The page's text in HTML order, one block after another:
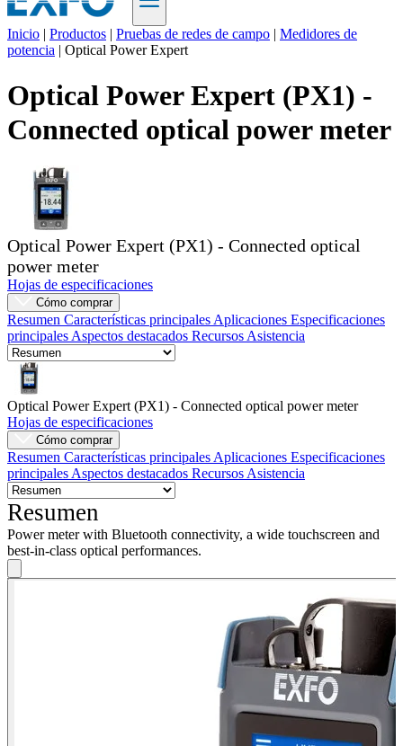
ES
Productos
Soluciones
Asistencia
Cómo
comprar
Recursos
Contacto
RegistrarseIniciar
sesión
Empresa
Carreras
Socios
Proveedores
Inicio | Productos | Pruebas de redes de campo | Medidores de
potencia | Optical Power Expert
Optical Power Expert (PX1) -
Connected optical power meter
Optical Power Expert (PX1) - Connected optical
power meter
Hojas de especificaciones
Cómo comprar
Resumen Características principales Aplicaciones Especificaciones
principales Aspectos destacados Recursos Asistencia
Optical Power Expert (PX1) - Connected optical power meter
Hojas de especificaciones
Cómo comprar
Resumen Características principales Aplicaciones Especificaciones
principales Aspectos destacados Recursos Asistencia
Resumen
Power meter with Bluetooth connectivity, a wide touchscreen and
best-in-class optical performances.